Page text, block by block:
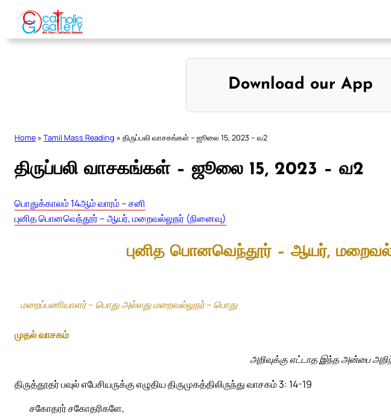
Skip
content
Download our App
Home » Tamil Mass Reading » திருப்பலி வாசகங்கள் – ஜூலை 15, 2023 – வ2
திருப்பலி வாசகங்கள் – ஜூலை 15, 2023 – வ2
பொதுக்காலம் 14ஆம் வாரம் – சனி
புனித பொனவெந்தூர் – ஆயர், மறைவல்லுநர் (நினைவு)
புனித பொனவெந்தூர் – ஆயர்,
மறைப்பணியாளர் – பொது அல்லது மறைவல்லுநர் – பொது
முதல் வாசகம்
அறிவுக்கு எட்டாத இந்த அன்பை
திருத்தூதர் பவுல் எபேசியருக்கு எழுதிய திருமுகத்திலிருந்து வாசகம் 3: 14-19
சகோதரர் சகோதரிகளே,